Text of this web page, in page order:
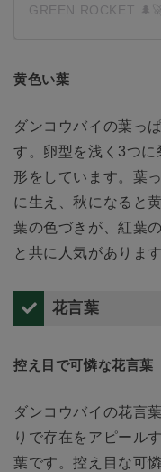
黄色い葉
ダンコウバイの葉っ
す。卵型を浅く3つ
形をしています。葉
に生え、秋になると
葉の色づきが、紅葉
と共に人気があります
花言葉
控え目で可憐な花言葉
ダンコウバイの花言
りで存在をアピール
葉です。控え目な可